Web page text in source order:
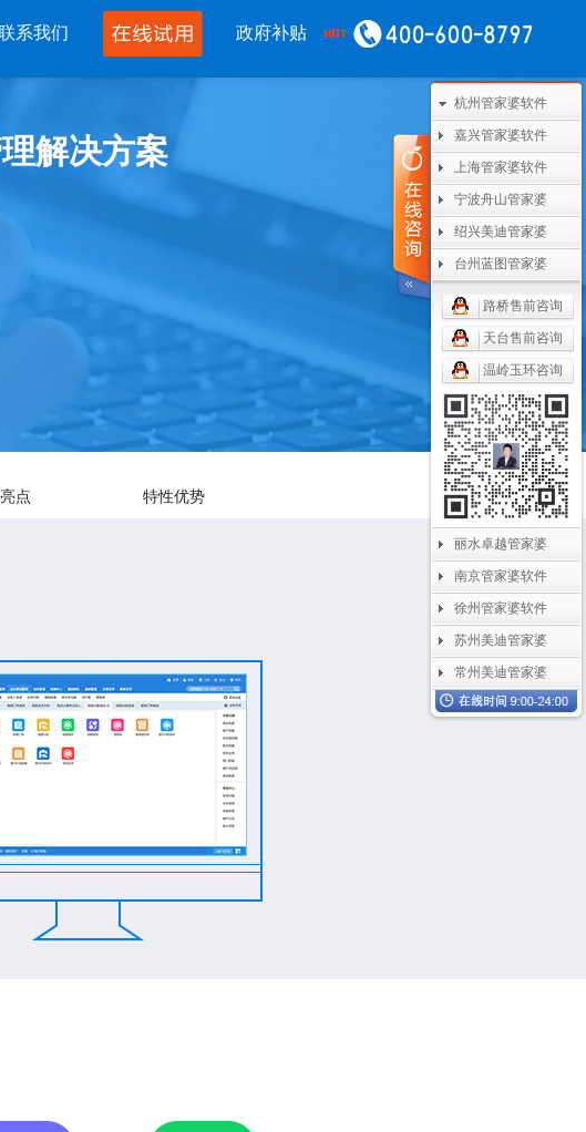
应用
通手机 管家婆协同CRM
美迪设备数采
美迪MES系统
管家婆服务通
系我们 政府补贴
解决方案
点 特性优势
杭州管家婆软件
嘉兴管家婆软件
上海管家婆软件
宁波舟山管家婆
绍兴美迪管家婆
台州蓝图管家婆
路桥售前咨询
天台售前咨询
温岭玉环咨询
丽水卓越管家婆
南京管家婆软件
徐州管家婆软件
苏州美迪管家婆
常州美迪管家婆